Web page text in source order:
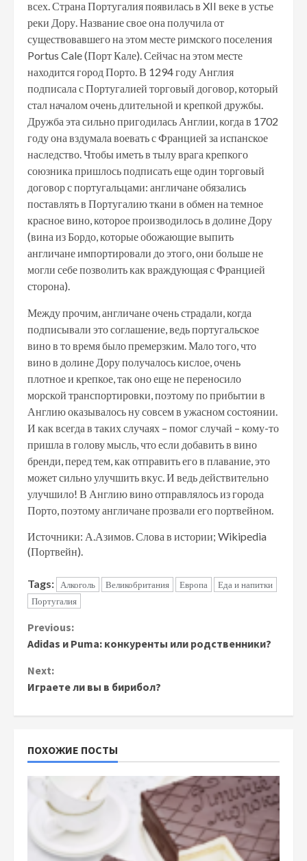
всех. Страна Португалия появилась в XII веке в устье
реки Дору. Название свое она получила от
существовавшего на этом месте римского поселения
Portus Cale (Порт Кале). Сейчас на этом месте
находится город Порто. В 1294 году Англия
подписала с Португалией торговый договор, который
стал началом очень длительной и крепкой дружбы.
Дружба эта сильно пригодилась Англии, когда в 1702
году она вздумала воевать с Францией за испанское
наследство. Чтобы иметь в тылу врага крепкого
союзника пришлось подписать еще один торговый
договор с португальцами: англичане обязались
поставлять в Португалию ткани в обмен на темное
красное вино, которое производилось в долине Дору
(вина из Бордо, которые обожающие выпить
англичане импортировали до этого, они больше не
могли себе позволить как враждующая с Францией
сторона).
Между прочим, англичане очень страдали, когда
подписывали это соглашение, ведь португальское
вино в то время было премерзким. Мало того, что
вино в долине Дору получалось кислое, очень
плотное и крепкое, так оно еще не переносило
морской транспортировки, поэтому по прибытии в
Англию оказывалось ну совсем в ужасном состоянии.
И как всегда в таких случаях – помог случай – кому-то
пришла в голову мысль, что если добавить в вино
бренди, перед тем, как отправить его в плавание, это
может сильно улучшить вкус. И ведь действительно
улучшило! В Англию вино отправлялось из города
Порто, поэтому англичане прозвали его портвейном.
Источники: А.Азимов. Слова в истории; Wikipedia
(Портвейн).
Tags: Алкоголь Великобритания Европа
Еда и напитки
Португалия
Continue
Previous:
Adidas и Puma: конкуренты или родственники?
Next:
Играете ли вы в бирибол?
ПОХОЖИЕ ПОСТЫ